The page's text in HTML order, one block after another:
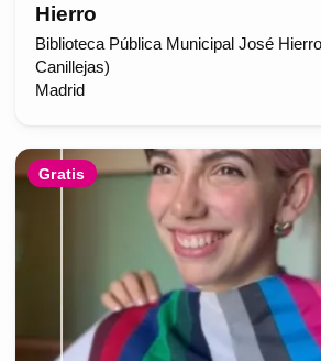
Hierro
Biblioteca Pública Municipal José
Canillejas)
Madrid
Gratis